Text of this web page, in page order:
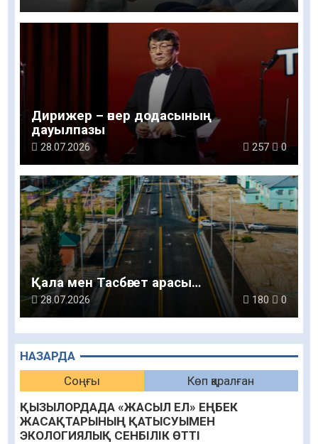
НАЗАРДА
Соңғы
Көп қаралған
ҚЫЗЫЛОРДАДА «ЖАСЫЛ ЕЛ» ЕҢБЕК
ЖАСАҚТАРЫНЫҢ ҚАТЫСУЫМЕН
ЭКОЛОГИЯЛЫҚ СЕНБІЛІК ӨТТІ
дамуы үйдегі қарапайым қарым-
қатынастан басталады
Дирижер – өнер додасының
дауылпазы
28.07.2026 257 0
Қала мен Тасбөгет арасы…
28.07.2026 180 0